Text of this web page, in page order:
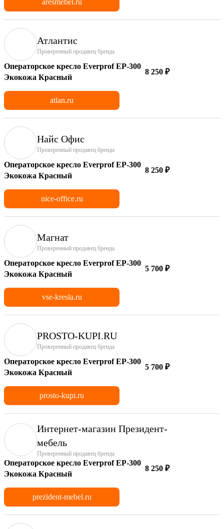
Атлантис
Проверенный продавец бренда
Операторское кресло Everprof EP-300
Экокожа Красный
8 250 ₽
atlan.ru
Найс Офис
Проверенный продавец бренда
Операторское кресло Everprof EP-300
Экокожа Красный
8 250 ₽
nice-office.ru
Магнат
Проверенный продавец бренда
Операторское кресло Everprof EP-300
Экокожа Красный
5 700 ₽
vse-kresla.ru
PROSTO-KUPI.RU
Проверенный продавец бренда
Операторское кресло Everprof EP-300
Экокожа Красный
5 700 ₽
prosto-kupi.ru
Интернет-магазин Президент-
мебель
Проверенный продавец бренда
Операторское кресло Everprof EP-300
Экокожа Красный
8 250 ₽
prezident-mebel.ru